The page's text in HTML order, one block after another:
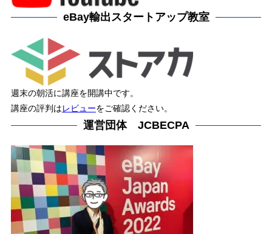
eBay輸出スタートアップ教室
週末の朝活に講座を開講中です。
講座の評判はレビューをご確認ください。
運営団体 JCBECPA